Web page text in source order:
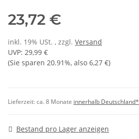
23,72 €
inkl. 19% USt. , zzgl. Versand
UVP: 29,99 €
(Sie sparen 20.91%, also 6,27 €)
Lieferzeit:ca. 8 Monate innerhalb Deutschland*
Bestand pro Lager anzeigen